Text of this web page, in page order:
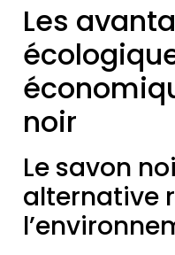
Les
noir
Le savon
alternative